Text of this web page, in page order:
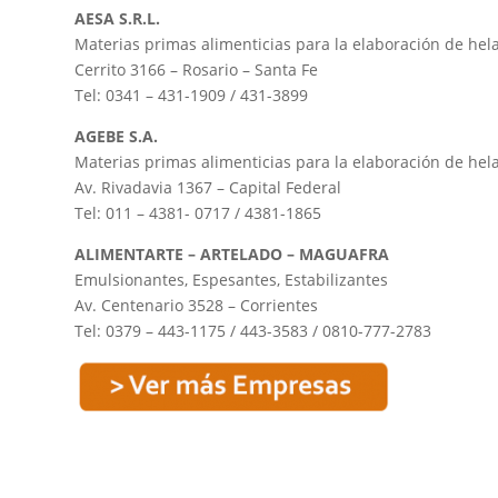
AESA S.R.L.
Materias primas alimenticias para la elaboración de
Cerrito 3166 – Rosario – Santa Fe
Tel: 0341 – 431-1909 / 431-3899
AGEBE S.A.
Materias primas alimenticias para la elaboración de
Av. Rivadavia 1367 – Capital Federal
Tel: 011 – 4381- 0717 / 4381-1865
ALIMENTARTE – ARTELADO – MAGUAFRA
Emulsionantes, Espesantes, Estabilizantes
Av. Centenario 3528 – Corrientes
Tel: 0379 – 443-1175 / 443-3583 / 0810-777-2783